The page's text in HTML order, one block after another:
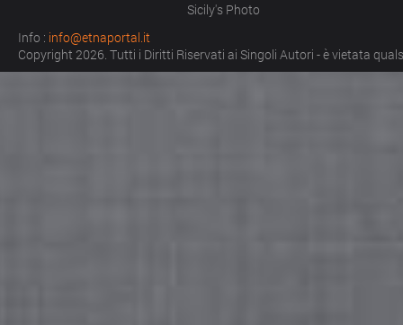
Sicily's Photo
Info : info@etnaportal.it
Copyright 2026. Tutti i Diritti Riservati ai Singoli Autori - è vietata